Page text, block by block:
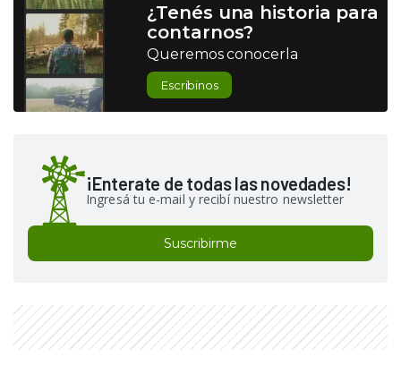
¿Tenés una historia para
contarnos?
Queremos conocerla
Escribinos
¡Enterate de todas las novedades!
Ingresá tu e-mail y recibí nuestro newsletter
Suscribirme